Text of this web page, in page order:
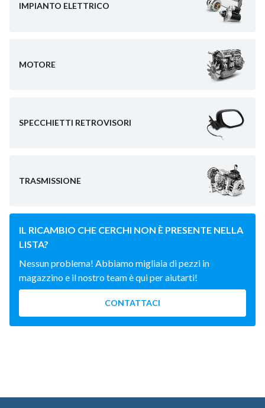
IMPIANTO ELETTRICO
MOTORE
SPECCHIETTI RETROVISORI
TRASMISSIONE
IL RICAMBIO CHE CERCHI NON È PRESENTE NELLA
LISTA?
Nessun problema! Abbiamo migliaia di pezzi in
magazzino e il nostro team è qui per aiutarti!
CONTATTACI